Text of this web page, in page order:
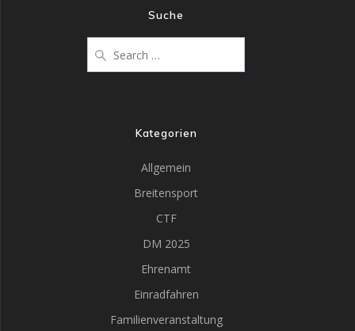
Suche
Kategorien
Allgemein
Breitensport
CTF
DM 2025
Ehrenamt
Einradfahren
Familienveranstaltung